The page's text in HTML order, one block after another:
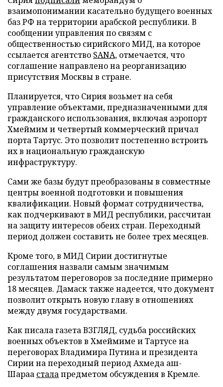
взаимопонимании касательно будущего военных
баз РФ на территории арабской республики. В
сообщении управления по связям с
общественностью сирийского МИД, на которое
ссылается агентство SANA, отмечается, что
соглашение направлено на реорганизацию
присутствия Москвы в стране.
Планируется, что Сирия возьмет на себя
управление объектами, предназначенными для
гражданского использования, включая аэропорт
Хмеймим и четвертый коммерческий причал
порта Тартус. Это позволит постепенно встроить
их в национальную гражданскую
инфраструктуру.
Сами же базы будут преобразованы в совместные
центры военной подготовки и повышения
квалификации. Новый формат сотрудничества,
как подчеркивают в МИД республики, рассчитан
на защиту интересов обеих стран. Переходный
период должен составить не более трех месяцев.
Кроме того, в МИД Сирии достигнутые
соглашения назвали самым значимым
результатом переговоров за последние примерно
18 месяцев. Дамаск также надеется, что документ
позволит открыть новую главу в отношениях
между двумя государствами.
Как писала газета ВЗГЛЯД, судьба российских
военных объектов в Хмеймиме и Тартусе на
переговорах Владимира Путина и президента
Сирии на переходный период Ахмеда аш-
Шараа сталапредметом обсуждения в Кремле.